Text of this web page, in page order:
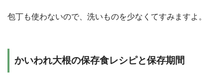
包丁も使わないので、洗いものを少なくてすみますよ。
かいわれ大根の保存食レシピと保存期間